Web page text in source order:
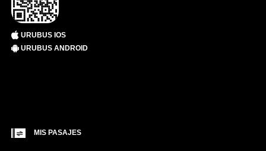
URUBUS IOS
URUBUS ANDROID
MIS PASAJES